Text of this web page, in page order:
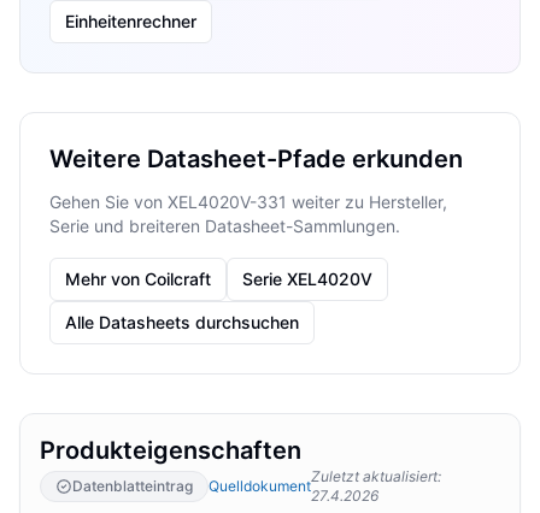
Einheitenrechner
Weitere Datasheet-Pfade erkunden
Gehen Sie von XEL4020V-331 weiter zu Hersteller,
Serie und breiteren Datasheet-Sammlungen.
Mehr von Coilcraft Serie XEL4020V
Alle Datasheets durchsuchen
Produkteigenschaften
Datenblatteintrag Quelldokument
Zuletzt aktualisiert:
27.4.2026